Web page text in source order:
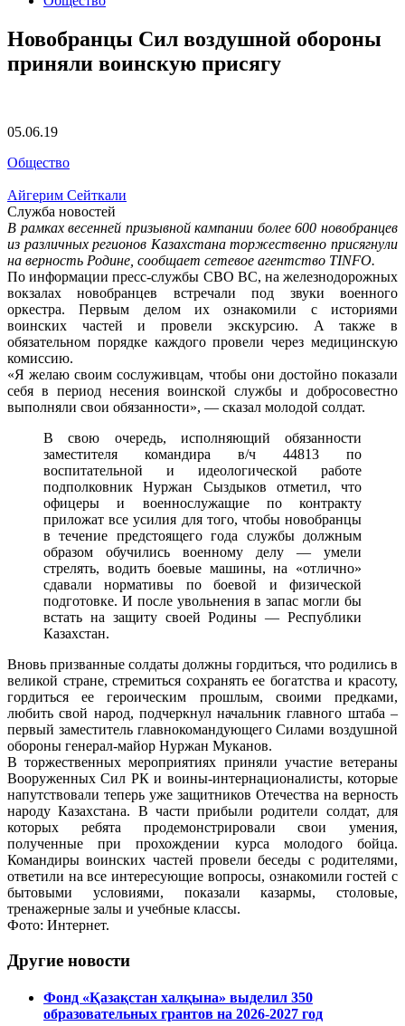
Новобранцы Сил воздушной обороны
приняли воинскую присягу
05.06.19
Общество
Айгерим Сейткали
Служба новостей
В рамках весенней призывной кампании более 600 новобранцев
из различных регионов Казахстана торжественно присягнули
на верность Родине, сообщает сетевое агентство TINFО.
По информации пресс-службы СВО ВС, на железнодорожных
вокзалах новобранцев встречали под звуки военного
оркестра. Первым делом их ознакомили с историями
воинских частей и провели экскурсию. А также в
обязательном порядке каждого провели через медицинскую
комиссию.
«Я желаю своим сослуживцам, чтобы они достойно показали
себя в период несения воинской службы и добросовестно
выполняли свои обязанности», — сказал молодой солдат.
В свою очередь, исполняющий обязанности
заместителя командира в/ч 44813 по
воспитательной и идеологической работе
подполковник Нуржан Сыздыков отметил, что
офицеры и военнослужащие по контракту
приложат все усилия для того, чтобы новобранцы
в течение предстоящего года службы должным
образом обучились военному делу — умели
стрелять, водить боевые машины, на «отлично»
сдавали нормативы по боевой и физической
подготовке. И после увольнения в запас могли бы
встать на защиту своей Родины — Республики
Казахстан.
Вновь призванные солдаты должны гордиться, что родились в
великой стране, стремиться сохранять ее богатства и красоту,
гордиться ее героическим прошлым, своими предками,
любить свой народ, подчеркнул начальник главного штаба –
первый заместитель главнокомандующего Силами воздушной
обороны генерал-майор Нуржан Муканов.
В торжественных мероприятиях приняли участие ветераны
Вооруженных Сил РК и воины-интернационалисты, которые
напутствовали теперь уже защитников Отечества на верность
народу Казахстана. В части прибыли родители солдат, для
которых ребята продемонстрировали свои умения,
полученные при прохождении курса молодого бойца.
Командиры воинских частей провели беседы с родителями,
ответили на все интересующие вопросы, ознакомили гостей с
бытовыми условиями, показали казармы, столовые,
тренажерные залы и учебные классы.
Фото: Интернет.
Другие новости
Фонд «Қазақстан халқына» выделил 350
образовательных грантов на 2026-2027 год